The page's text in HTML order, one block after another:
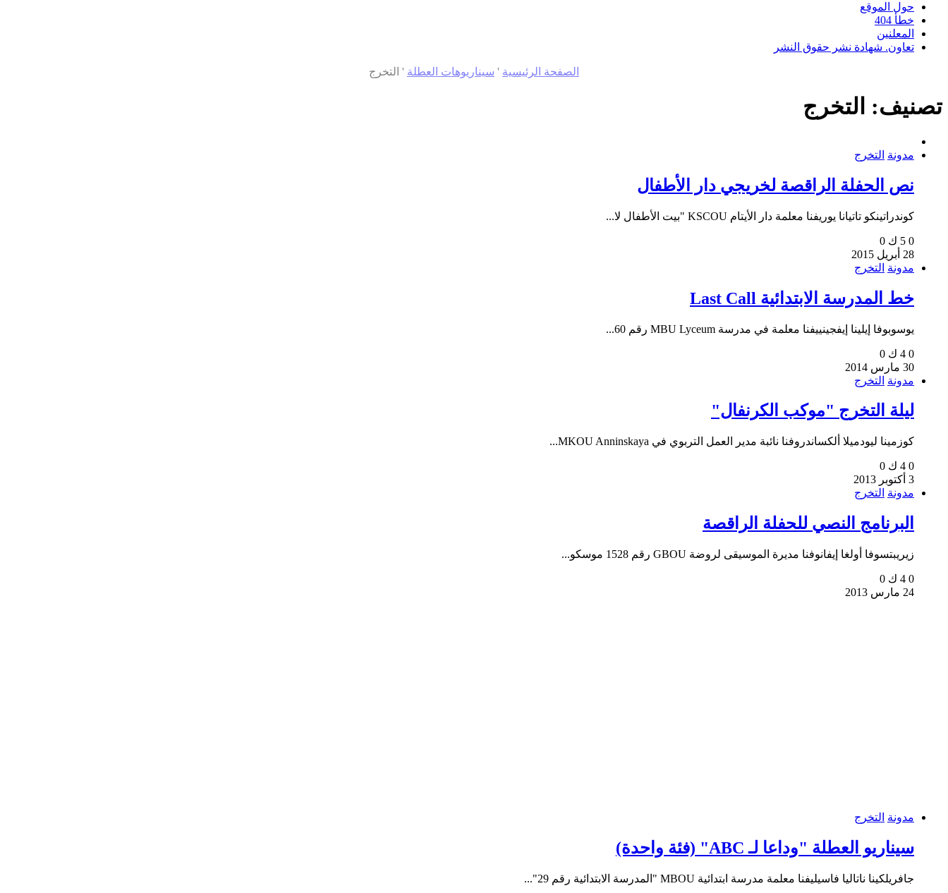
حول الموقع
خطأ 404
المعلنين
تعاون. شهادة نشر حقوق النشر
الصفحة الرئيسية ' سيناريوهات العطلة ' التخرج
تصنيف: التخرج
مدونة التخرج
نص الحفلة الراقصة لخريجي دار الأطفال
كوندراتينكو تاتيانا يوريفنا معلمة دار الأيتام KSCOU "بيت الأطفال لا...
0 5 ك
0
28 أبريل 2015
مدونة التخرج
خط المدرسة الابتدائية Last Call
يوسوبوفا إيلينا إيفجينييفنا معلمة في مدرسة MBU Lyceum رقم 60...
0 4 ك
0
30 مارس 2014
مدونة التخرج
ليلة التخرج "موكب الكرنفال"
كوزمينا ليودميلا ألكساندروفنا نائبة مدير العمل التربوي في MKOU Anninskaya...
0 4 ك
0
3 أكتوبر 2013
مدونة التخرج
البرنامج النصي للحفلة الراقصة
زيريبتسوفا أولغا إيفانوفنا مديرة الموسيقى لروضة GBOU رقم 1528 موسكو...
0 4 ك
0
24 مارس 2013
مدونة التخرج
سيناريو العطلة "وداعا لـ ABC" (فئة واحدة)
جافريلكينا ناتاليا فاسيليفنا معلمة مدرسة ابتدائية MBOU "المدرسة الابتدائية رقم 29"...